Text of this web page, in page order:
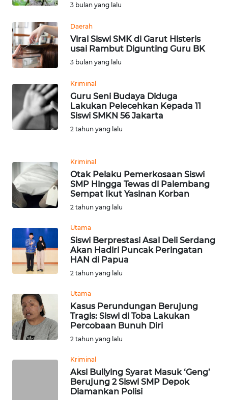
3 bulan yang lalu
Daerah
Viral Siswi SMK di Garut Histeris
usai Rambut Digunting Guru BK
3 bulan yang lalu
Kriminal
Guru Seni Budaya Diduga
Lakukan Pelecehkan Kepada 11
Siswi SMKN 56 Jakarta
2 tahun yang lalu
Kriminal
Otak Pelaku Pemerkosaan Siswi
SMP Hingga Tewas di Palembang
Sempat Ikut Yasinan Korban
2 tahun yang lalu
Utama
Siswi Berprestasi Asal Deli Serdang
Akan Hadiri Puncak Peringatan
HAN di Papua
2 tahun yang lalu
Utama
Kasus Perundungan Berujung
Tragis: Siswi di Toba Lakukan
Percobaan Bunuh Diri
2 tahun yang lalu
Kriminal
Aksi Bullying Syarat Masuk ‘Geng’
Berujung 2 Siswi SMP Depok
Diamankan Polisi
PAPUA
WN
PAPUA
WN
RIAU
WN
JAMBI
SULTRA
WN
NTB
WN
SULTENG
WN
SULBAR